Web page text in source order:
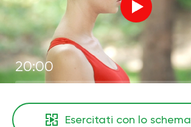
20:00
Esercitati con lo schema